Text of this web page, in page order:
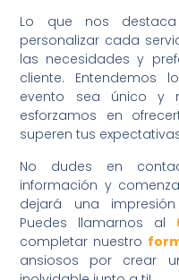
Lo que nos
personalizar cada
las necesidades y
cliente. Entendemos
evento sea único y
esforzamos en
superen tus
No dudes en
información y
dejará una
Puedes llamarnos al
completar nuestro
ansiosos por crear